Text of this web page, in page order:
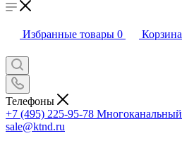
Избранные товары 0 Корзина
Телефоны
+7 (495) 225-95-78 Многоканальный
sale@ktnd.ru